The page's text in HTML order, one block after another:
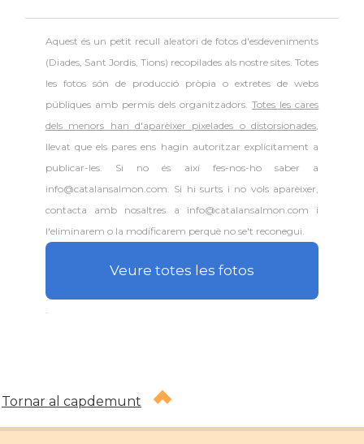
Aquest és un petit recull aleatori defotos d'esdeveniments
(Diades, Sant Jordis, Tions) recopilades als nostre sites. Totes
les fotos són de producció pròpia o extretes de webs
públiques amb permís dels organitzadors.Totes les cares
dels menors han d'aparèixer pixelades o distorsionades,
llevat que els pares ens hagin autoritzar explícitament a
publicar-les. Si no és així fes-nos-ho saber a
info@catalansalmon.com. Si hi surts i no vols aparèixer,
contacta amb nosaltres a info@catalansalmon.com i
l'eliminarem o la modificarem perquè no se't reconegui.
Veure totes les fotos
Tornar al capdemunt